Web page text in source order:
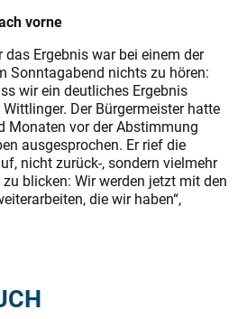
vorne
Ergebnis war bei einem der
Sonntagabend nichts zu hören:
wir ein deutliches Ergebnis
Der Bürgermeister hatte
Monaten vor der Abstimmung
ausgesprochen. Er rief die
nicht zurück-, sondern vielmehr
blicken: Wir werden jetzt mit den
die wir haben“,